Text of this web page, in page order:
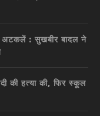
अटकलें : सुखबीर बादल ने
की हत्या की, फिर स्कूल